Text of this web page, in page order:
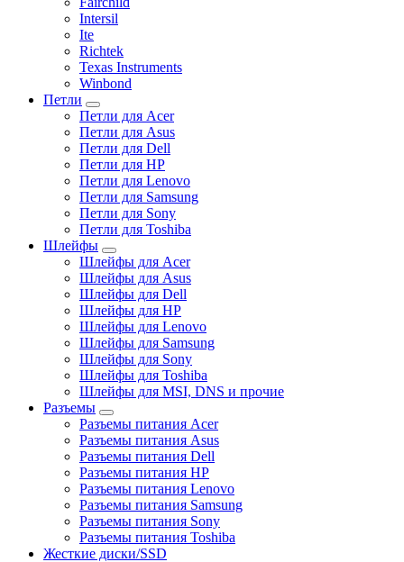
Intersil
Ite
Richtek
Texas Instruments
Winbond
Петли
Петли для Acer
Петли для Asus
Петли для Dell
Петли для HP
Петли для Lenovo
Петли для Samsung
Петли для Sony
Петли для Toshiba
Шлейфы
Шлейфы для Acer
Шлейфы для Asus
Шлейфы для Dell
Шлейфы для HP
Шлейфы для Lenovo
Шлейфы для Samsung
Шлейфы для Sony
Шлейфы для Toshiba
Шлейфы для MSI, DNS и прочие
Разъемы
Разъемы питания Acer
Разъемы питания Asus
Разъемы питания Dell
Разъемы питания HP
Разъемы питания Lenovo
Разъемы питания Samsung
Разъемы питания Sony
Разъемы питания Toshiba
Жесткие диски/SSD